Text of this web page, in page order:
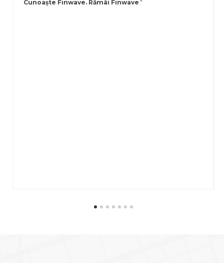
Cunoaște Finwave. Rămâi Finwave ."